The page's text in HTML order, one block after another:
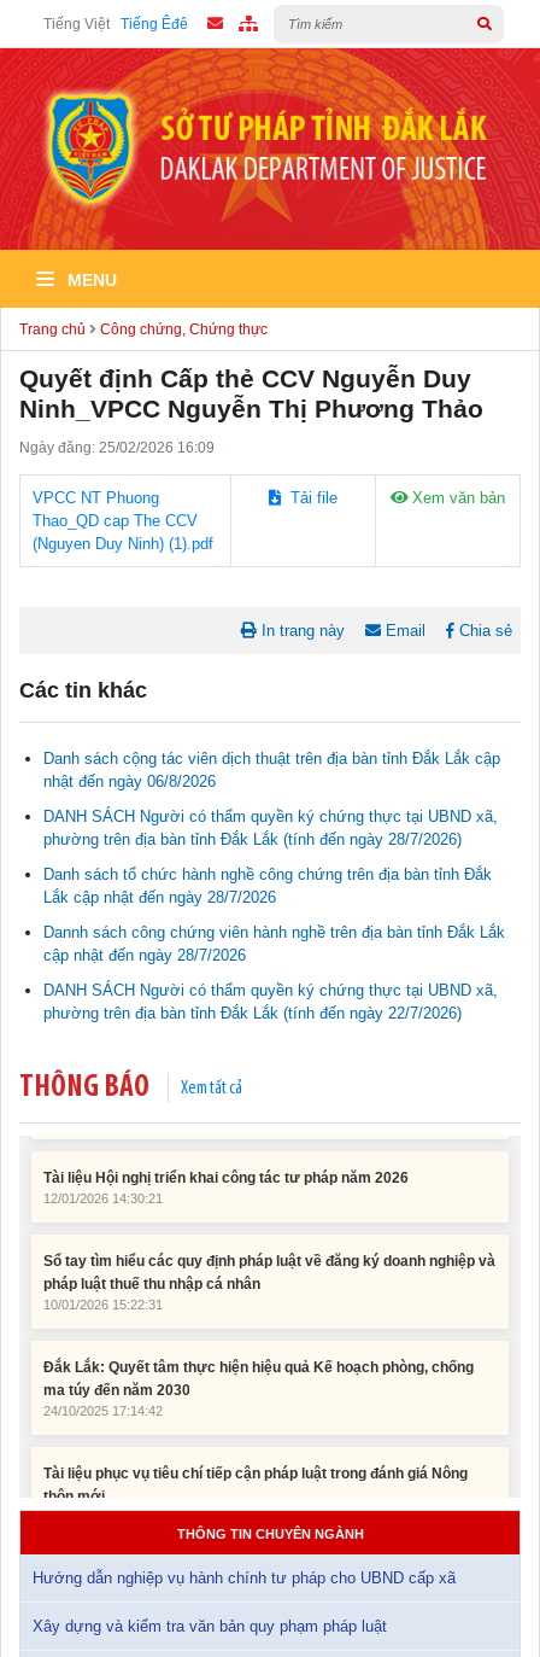
Tiếng Việt Tiếng Êđê
MENU
Trang chủ Công chứng, Chứng thực
Quyết định Cấp thẻ CCV Nguyễn Duy
Ninh_VPCC Nguyễn Thị Phương Thảo
Ngày đăng: 25/02/2026 16:09
VPCC NT Phuong
Thao_QD cap The CCV
(Nguyen Duy Ninh) (1).pdf
Tải file Xem văn bản
In trang này Email Chia sẻ
Các tin khác
Danh sách cộng tác viên dịch thuật trên địa bàn tỉnh Đắk Lắk cập
nhật đến ngày 06/8/2026
DANH SÁCH Người có thẩm quyền ký chứng thực tại UBND xã,
phường trên địa bàn tỉnh Đắk Lắk (tính đến ngày 28/7/2026)
Danh sách tổ chức hành nghề công chứng trên địa bàn tỉnh Đắk
Lắk cập nhật đến ngày 28/7/2026
Dannh sách công chứng viên hành nghề trên địa bàn tỉnh Đắk Lắk
cập nhật đến ngày 28/7/2026
DANH SÁCH Người có thẩm quyền ký chứng thực tại UBND xã,
phường trên địa bàn tỉnh Đắk Lắk (tính đến ngày 22/7/2026)
THÔNG BÁO Xem tất cả
Tài liệu phục vụ tiêu chí tiếp cận pháp luật trong đánh giá Nông
thôn mới
11/02/2026 08:45:12
Tài liệu Hội nghị công chức, viên chức và người lao động năm
Tài liệu Hội nghị triển khai công tác tư pháp năm 2026
12/01/2026 14:30:21
Sổ tay tìm hiểu các quy định pháp luật về đăng ký doanh nghiệp và
10/01/2026 15:22:31
Đắk Lắk: Quyết tâm thực hiện hiệu quả Kế hoạch phòng, chống
24/10/2025 17:14:42
Tài liệu phục vụ tiêu chí tiếp cận pháp luật trong đánh giá Nông
11/02/2026 08:45:12
Tài liệu Hội nghị công chức, viên chức và người lao động năm
15/01/2026 15:29:29
Tài liệu Hội nghị triển khai công tác tư pháp năm 2026
THÔNG TIN CHUYÊN NGÀNH
Hướng dẫn nghiệp vụ hành chính tư pháp cho UBND cấp xã
Xây dựng và kiểm tra văn bản quy phạm pháp luật